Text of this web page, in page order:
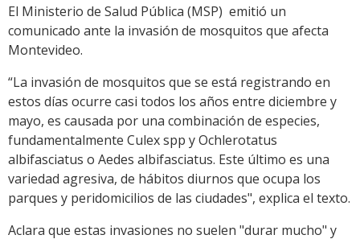
Link
El Ministerio de Salud Pública (MSP) emitió un
comunicado ante la invasión de mosquitos que afecta
Montevideo.
“La invasión de mosquitos que se está registrando en
estos días ocurre casi todos los años entre diciembre y
mayo, es causada por una combinación de especies,
fundamentalmente Culex spp y Ochlerotatus
albifasciatus o Aedes albifasciatus. Este último es una
variedad agresiva, de hábitos diurnos que ocupa los
parques y peridomicilios de las ciudades", explica el texto.
Aclara que estas invasiones no suelen "durar mucho" y